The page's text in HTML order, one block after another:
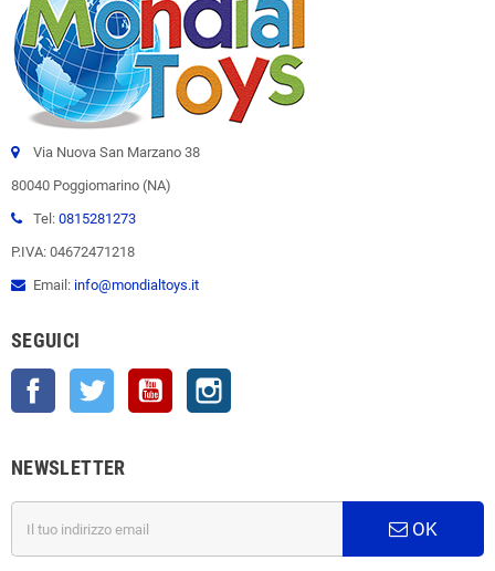
Via Nuova San Marzano 38
80040 Poggiomarino (NA)
Tel: 0815281273
P.IVA: 04672471218
Email: info@mondialtoys.it
SEGUICI
Facebook Twitter YouTube
NEWSLETTER
OK